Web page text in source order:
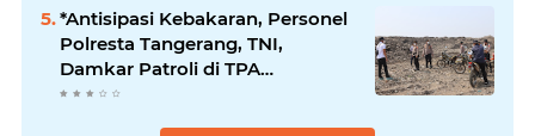
*Antisipasi Kebakaran, Personel
Polresta Tangerang, TNI,
Damkar Patroli di TPA
Jatiwaringin*